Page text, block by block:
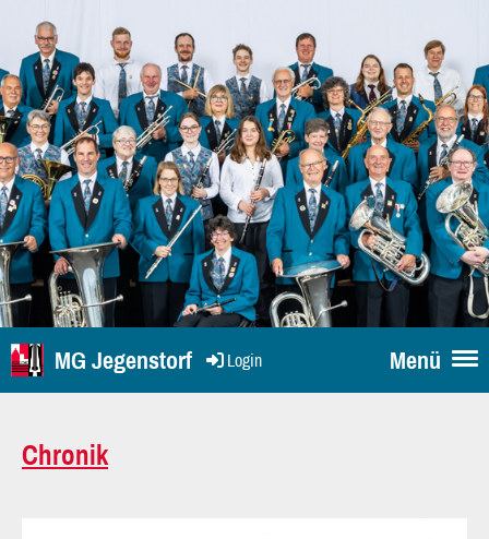
Menü
Login
MG Jegenstorf
Chronik